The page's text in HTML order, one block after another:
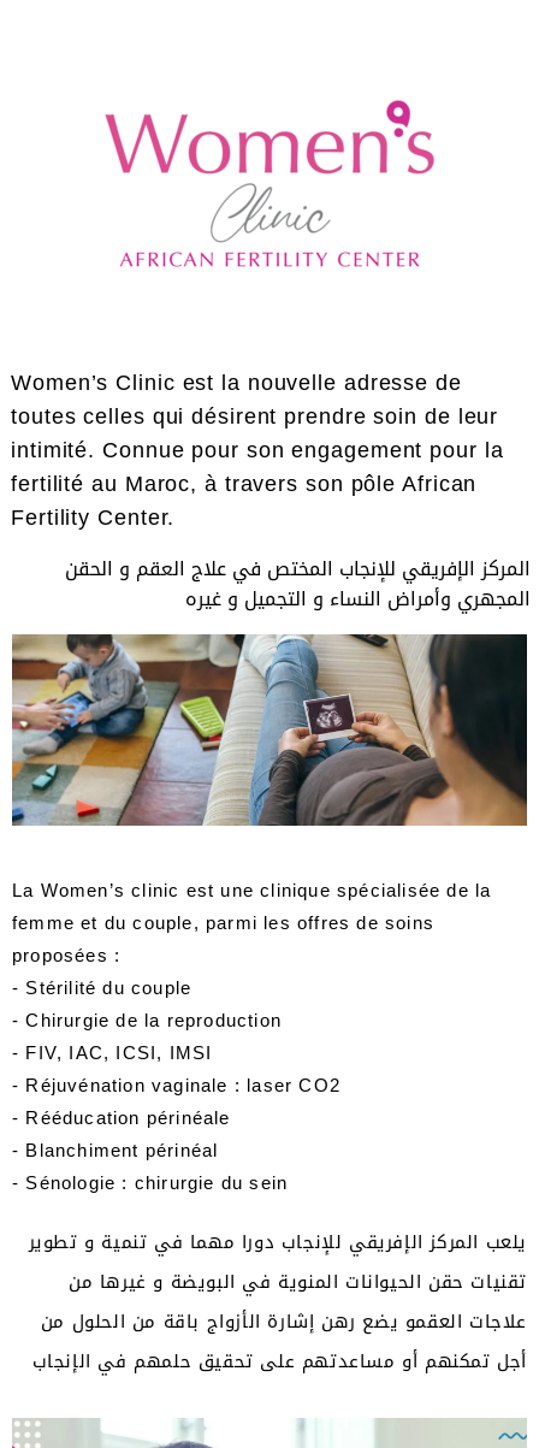
Women’s Clinic est la nouvelle adresse de
toutes celles qui désirent prendre soin de leur
intimité. Connue pour son engagement pour la
fertilité au Maroc, à travers son pôle African
Fertility Center.
المركز الإفريقي للإنجاب المختص في علاج العقم و الحقن
المجهري وأمراض النساء و التجميل و غيره
La Women’s clinic est une clinique spécialisée de la
femme et du couple, parmi les offres de soins
proposées :
- Stérilité du couple
- Chirurgie de la reproduction
- FIV, IAC, ICSI, IMSI
- Réjuvénation vaginale : laser CO2
- Rééducation périnéale
- Blanchiment périnéal
- Sénologie : chirurgie du sein
يلعب المركز الإفريقي للإنجاب دورا مهما في تنمية و تطوير
تقنيات حقن الحيوانات المنوية في البويضة و غيرها من
علاجات العقمو يضع رهن إشارة الأزواج باقة من الحلول من
أجل تمكنهم أو مساعدتهم على تحقيق حلمهم في الإنجاب